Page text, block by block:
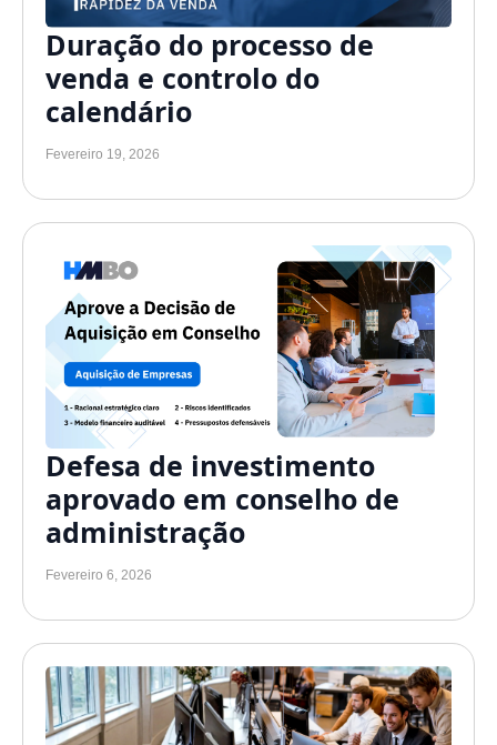
Duração do processo de
venda e controlo do
calendário
Fevereiro 19, 2026
Defesa de investimento
aprovado em conselho de
administração
Fevereiro 6, 2026